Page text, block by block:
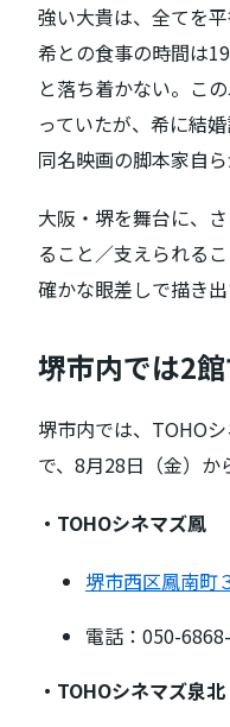
強い大貴は、全てを
希との食事の時間は
と落ち着かない。こ
っていたが、希に結
同名映画の脚本家自
大阪・堺を舞台に、
ること／支えられる
確かな眼差しで描き出
堺市内では2
堺市内では、TOHO
で、8月28日（金）か
・TOHOシネマズ鳳
堺市西区鳳南町
電話：050-
・TOHOシネマズ泉北